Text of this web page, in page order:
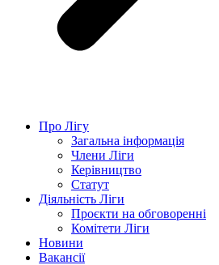
Про Лігу
Загальна інформація
Члени Ліги
Керівництво
Статут
Діяльність Ліги
Проєкти на обговоренні
Комітети Ліги
Новини
Вакансії